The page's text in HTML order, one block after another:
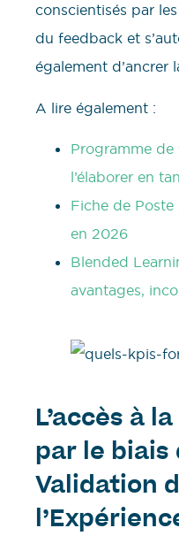
conscientisés par
du feedback et
également d’ancrer
A lire également :
Programme
l’élaborer en
Fiche de
en 2026
Blended
avantages,
L’accès à
par le biais
Validation